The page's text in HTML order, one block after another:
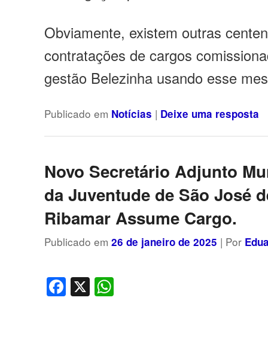
Obviamente, existem outras
contratações de cargos
gestão Belezinha usando esse
Publicado em Notícias | Deixe uma resposta
Novo Secretário Adjunto
da Juventude de São José
Ribamar Assume Cargo.
Publicado em26 de janeiro de 2025 | Por
Facebook
X